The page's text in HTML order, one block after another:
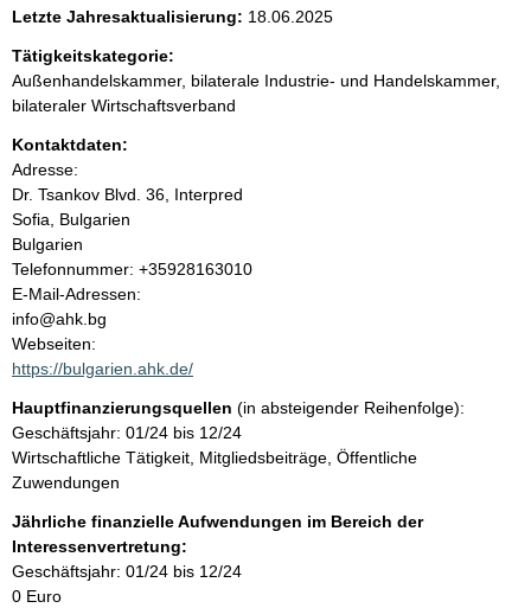
i
n
h
a
l
t
Letzte Jahresaktualisierung: 18.06.2025
Tätigkeitskategorie:
Außenhandelskammer, bilaterale Industrie- und Handelskammer,
bilateraler Wirtschaftsverband
Kontaktdaten:
Adresse:
Dr. Tsankov Blvd. 36, Interpred
Sofia, Bulgarien
Bulgarien
K
o
n
t
a
t
i
n
f
o
r
m
a
Telefonnummer: +35928163010
E-Mail-Adressen:
info@ahk.bg
Webseiten:
https://bulgarien.ahk.de/
Hauptfinanzierungsquellen (in absteigender Reihenfolge):
Geschäftsjahr: 01/24 bis 12/24
Wirtschaftliche Tätigkeit, Mitgliedsbeiträge, Öffentliche
Zuwendungen
Jährliche finanzielle Aufwendungen im Bereich der
Interessenvertretung:
Geschäftsjahr: 01/24 bis 12/24
0 Euro